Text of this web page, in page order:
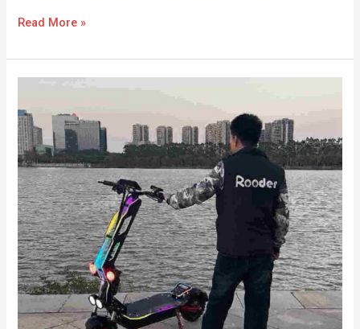
Read More »
Straßenzulassung
Hersteller